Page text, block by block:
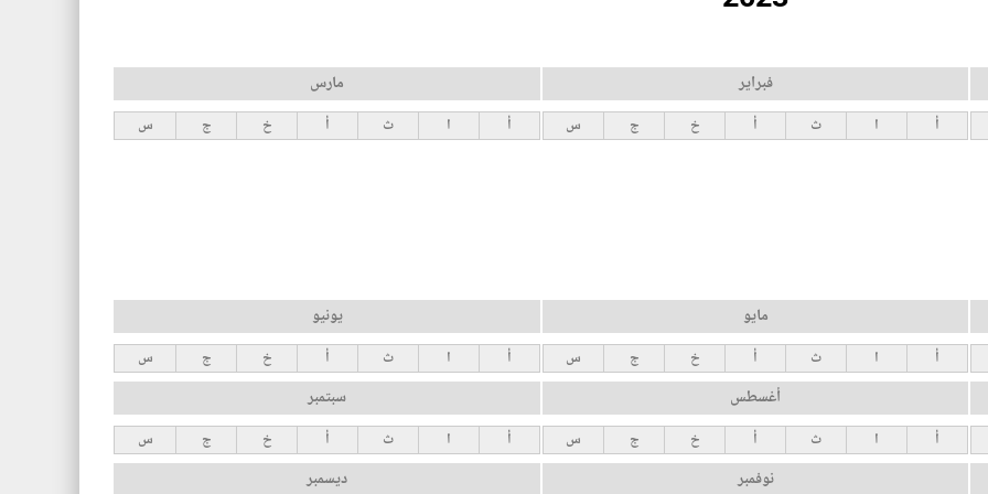
فبراير
أ ا ث أ خ ج س
مارس
أ ا ث أ خ ج س
مايو
أ ا ث أ خ ج س
يونيو
أ ا ث أ خ ج س
أغسطس
أ ا ث أ خ ج س
سبتمبر
أ ا ث أ خ ج س
نوفمبر ديسمبر